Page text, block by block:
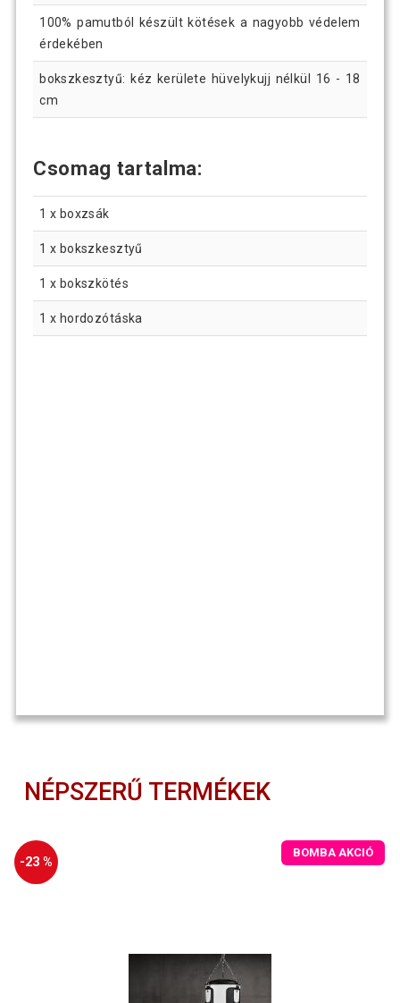
100% pamutból készült kötések a nagyobb védelem
érdekében
bokszkesztyű: kéz kerülete hüvelykujj nélkül 16 - 18
cm
Csomag tartalma:
1 x boxzsák
1 x bokszkesztyű
1 x bokszkötés
1 x hordozótáska
NÉPSZERŰ TERMÉKEK
-23 %
BOMBA AKCIÓ